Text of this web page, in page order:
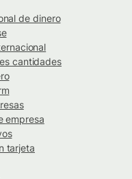
de dinero
cantidades
empresa
tarjeta